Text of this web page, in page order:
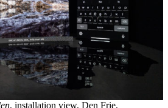
, installation view, Den Frie,